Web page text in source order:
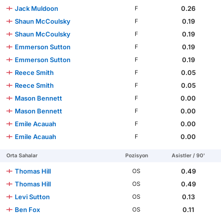
Jack Muldoon
F
0.26
Shaun McCoulsky
F
0.19
Shaun McCoulsky
F
0.19
Emmerson Sutton
F
0.19
Emmerson Sutton
F
0.19
Reece Smith
F
0.05
Reece Smith
F
0.05
Mason Bennett
F
0.00
Mason Bennett
F
0.00
Emile Acauah
F
0.00
Emile Acauah
F 0.00
Orta Sahalar Pozisyon Asistler / 90'
Thomas Hill OS
0.49
Thomas Hill
OS
0.49
Levi Sutton
OS
0.13
Ben Fox
OS
0.11